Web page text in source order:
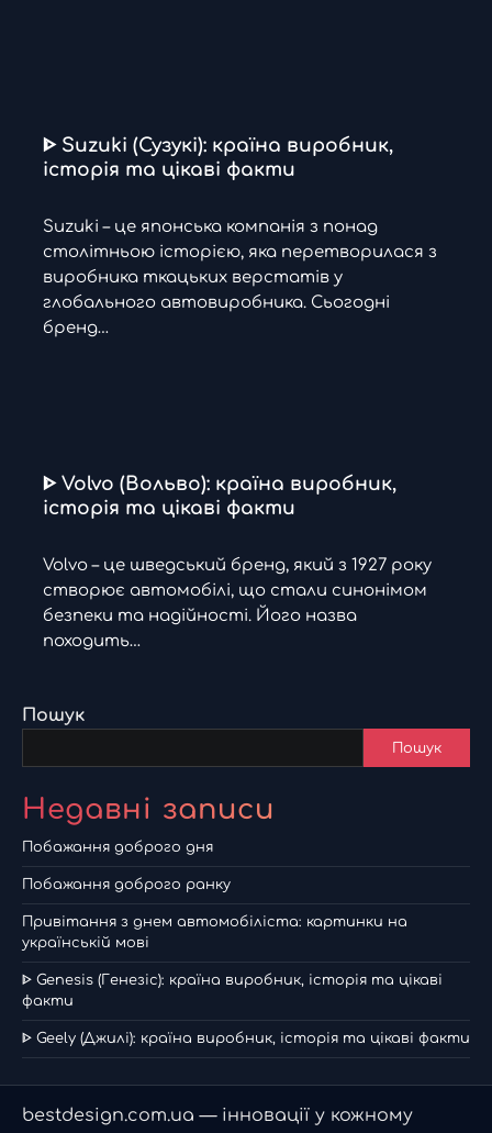
ᐈ Suzuki (Сузукі): країна виробник,
історія та цікаві факти
Suzuki – це японська компанія з понад
столітньою історією, яка перетворилася з
виробника ткацьких верстатів у
глобального автовиробника. Сьогодні
бренд…
ᐈ Volvo (Вольво): країна виробник,
історія та цікаві факти
Volvo – це шведський бренд, який з 1927 року
створює автомобілі, що стали синонімом
безпеки та надійності. Його назва
походить…
Пошук
Пошук
Недавні записи
Побажання доброго дня
Побажання доброго ранку
Привітання з днем автомобіліста: картинки на
українській мові
ᐈ Genesis (Генезіс): країна виробник, історія та цікаві
факти
ᐈ Geely (Джилі): країна виробник, історія та цікаві факти
bestdesign.com.ua — інновації у кожному